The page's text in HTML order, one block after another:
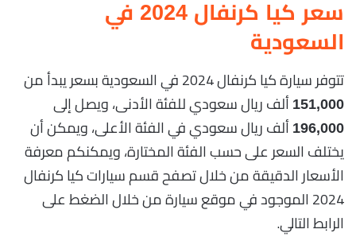
سعر كيا كرنفال 2024 في
السعودية
تتوفر سيارة كيا كرنفال 2024 في السعودية بسعر يبدأ من
151,000 ألف ريال سعودي للفئة الأدنى، ويصل إلى
196,000 ألف ريال سعودي في الفئة الأعلى، ويمكن أن
يختلف السعر على حسب الفئة المختارة، ويمكنكم معرفة
الأسعار الدقيقة من خلال تصفح قسم سيارات كيا كرنفال
2024 الموجود في موقع سيارة من خلال الضغط على
الرابط التالي.